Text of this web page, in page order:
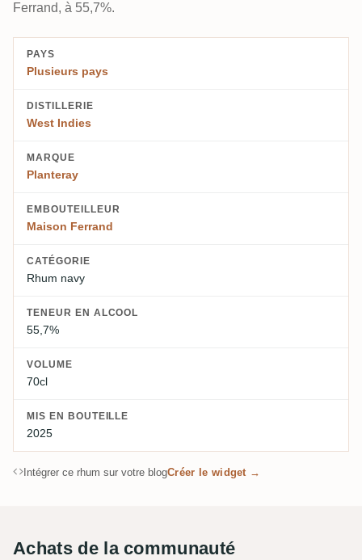
Ferrand, à 55,7%.
PAYS
Plusieurs pays
DISTILLERIE
West Indies
MARQUE
Planteray
EMBOUTEILLEUR
Maison Ferrand
CATÉGORIE
Rhum navy
TENEUR EN ALCOOL
55,7%
VOLUME
70cl
MIS EN BOUTEILLE
2025
Intégrer ce rhum sur votre blogCréer le widget →
Achats de la communauté